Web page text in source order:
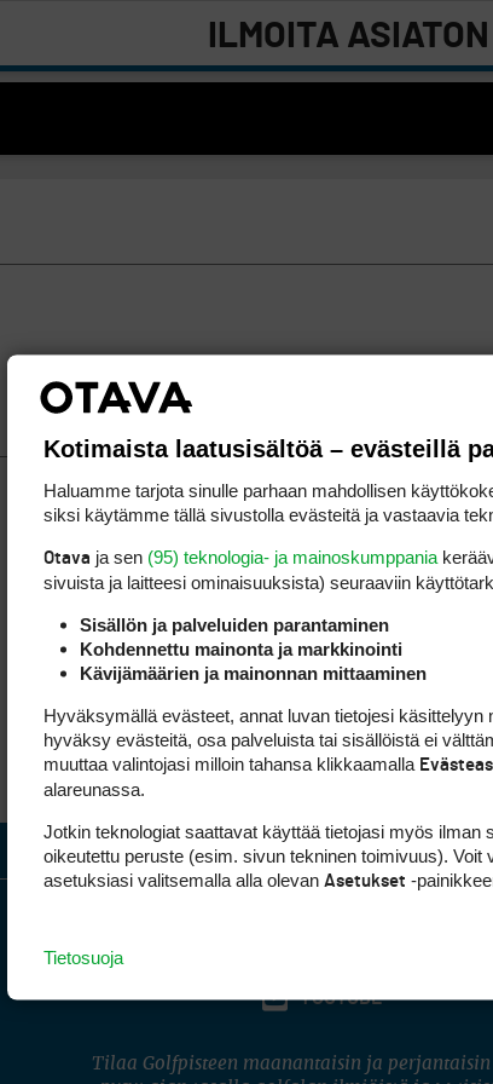
ILMOITA
YOUTUBE
Tilaa Golfpisteen maanantaisin ja
Kotimaista laatusisältöä – evästeillä
Haluamme tarjota sinulle parhaan mahdollisen
siksi käytämme tällä sivustolla evästeitä ja vastaavia
Otava ja sen (95) teknologia- ja mainoskumppania
sivuista ja laitteesi ominaisuuk­sista) seuraaviin
Sisällön ja palveluiden parantaminen
Kohdennettu mainonta ja markkinointi
Kävijämäärien ja mainonnan mittaaminen
Hyväksymällä evästeet, annat luvan tietojesi käsittelyyn
hyväksy evästeitä, osa palveluista tai sisällöistä ei
muuttaa valintojasi milloin tahansa klikkaamalla
alareunassa.
Jotkin teknologiat saattavat käyttää tietojasi myös ilman
oikeutettu peruste (esim. sivun tekninen toimivuus). Voit
asetuksiasi valitsemalla alla olevan Asetukset -
Tietosuoja